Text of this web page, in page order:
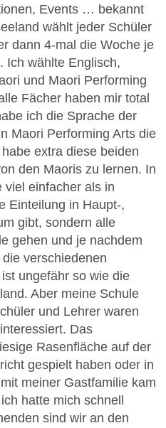
Events … bekannt
wählt jeder Schüler
dann 4-mal die Woche je
Ich wählte Englisch,
und Maori Performing
Fächer haben mir total
ich die Sprache der
Maori Performing Arts die
extra diese beiden
den Maoris zu lernen. In
viel einfacher als in
Einteilung in Haupt-,
gibt, sondern alle
gehen und je nachdem
verschiedenen
ungefähr so wie die
Aber meine Schule
und Lehrer waren
Das
Rasenfläche auf der
gespielt haben oder in
meiner Gastfamilie kam
hatte mich schnell
sind wir an den